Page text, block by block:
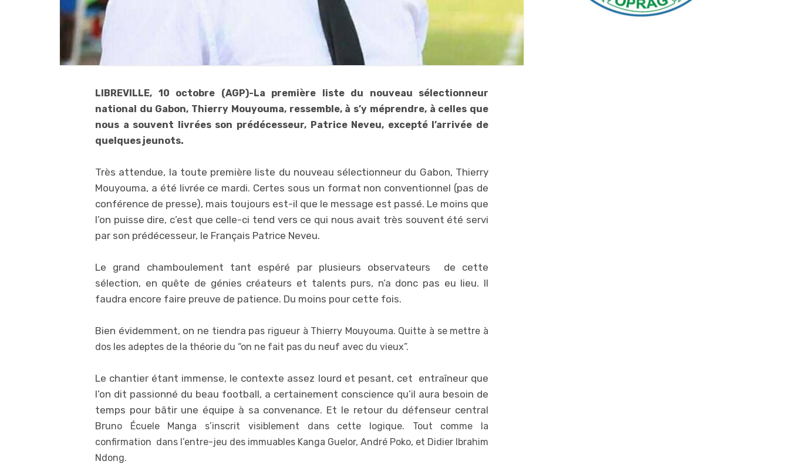
LIBREVILLE, 10 octobre (AGP)-La première liste du nouveau sélectionneur
national du Gabon, Thierry Mouyouma, ressemble, à s’y méprendre, à celles que
nous a souvent livrées son prédécesseur, Patrice Neveu, excepté l’arrivée de
quelques jeunots.
Très attendue, la toute première liste du nouveau sélectionneur du Gabon, Thierry
Mouyouma, a été livrée ce mardi. Certes sous un format non conventionnel (pas de
conférence de presse), mais toujours est-il que le message est passé. Le moins que
l’on puisse dire, c’est que celle-ci tend vers ce qui nous avait très souvent été servi
par son prédécesseur, le Français Patrice Neveu.
Le grand chamboulement tant espéré par plusieurs observateurs de cette
sélection, en quête de génies créateurs et talents purs, n’a donc pas eu lieu. Il
faudra encore faire preuve de patience. Du moins pour cette fois.
Bien évidemment, on ne tiendra pas rigueur à Thierry Mouyouma. Quitte à se mettre à
dos les adeptes de la théorie du “on ne fait pas du neuf avec du vieux”.
Le chantier étant immense, le contexte assez lourd et pesant, cet entraîneur que
l’on dit passionné du beau football, a certainement conscience qu’il aura besoin de
temps pour bâtir une équipe à sa convenance. Et le retour du défenseur central
Bruno Écuele Manga s’inscrit visiblement dans cette logique. Tout comme la
confirmation dans l’entre-jeu des immuables Kanga Guelor, André Poko, et Didier Ibrahim
Ndong.